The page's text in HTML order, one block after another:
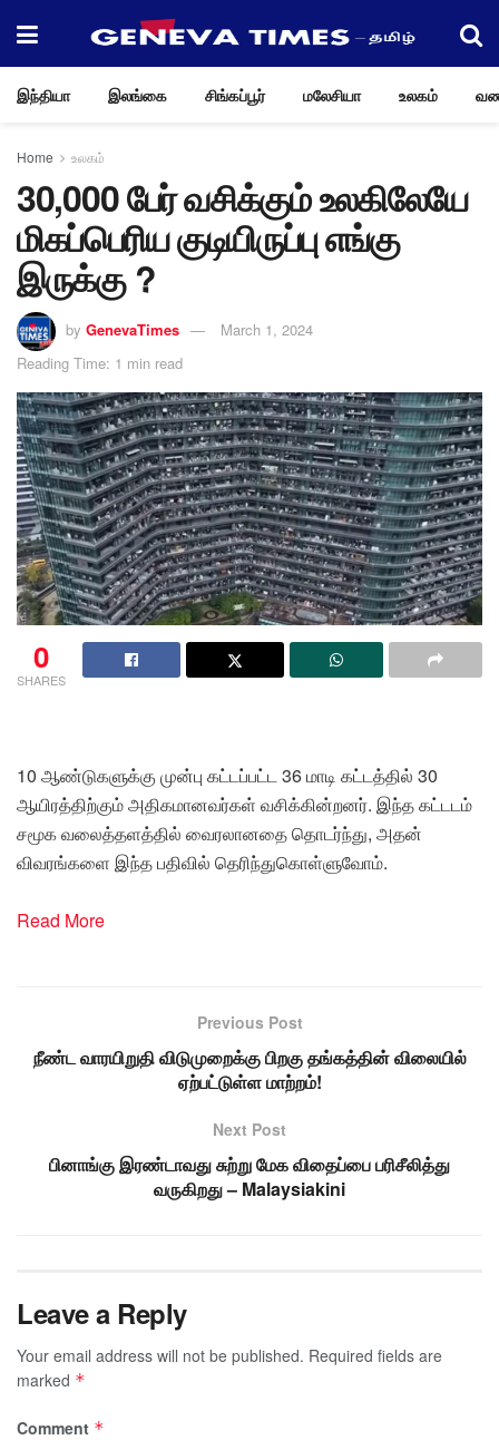
இந்தியா இலங்கை சிங்கப்பூர் மலேசியா உலகம்
Home உலகம்
30,000 பேர் வசிக்கும் உலகிலேயே
மிகப்பெரிய குடியிருப்பு எங்கு
இருக்கு ?
by GenevaTimes
March 1, 2024
Reading Time: 1 min read
0
SHARES
10 ஆண்டுகளுக்கு முன்பு கட்டப்பட்ட 36 மாடி கட்டத்தில் 30
ஆயிரத்திற்கும் அதிகமானவர்கள் வசிக்கின்றனர். இந்த கட்டடம்
சமூக வலைத்தளத்தில் வைரலானதை தொடர்ந்து, அதன்
விவரங்களை இந்த பதிவில் தெரிந்துகொள்ளுவோம்.
Read More
Previous Post
நீண்ட வாரயிறுதி விடுமுறைக்கு பிறகு தங்கத்தின் விலையில்
ஏற்பட்டுள்ள மாற்றம்!
Next Post
பினாங்கு இரண்டாவது சுற்று மேக விதைப்பை பரிசீலித்து
வருகிறது – Malaysiakini
Leave a Reply
Your email address will not be published. Required fields are
marked *
Comment *